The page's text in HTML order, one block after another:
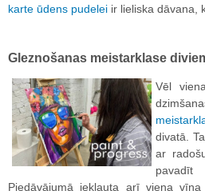
karte ūdens pudelei ir lieliska dāvana,
Gleznošanas meistarklase
Vēl
divatā.
ar
Piedāvājumā iekļauta arī viena